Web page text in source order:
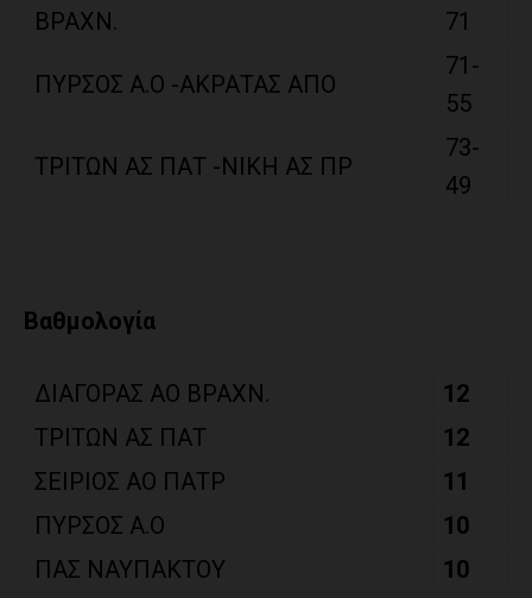
ΒΡΑΧΝ.
71
ΠΥΡΣΟΣ Α.Ο -ΑΚΡΑΤΑΣ ΑΠΟ
71-
55
ΤΡΙΤΩΝ ΑΣ ΠΑΤ -ΝΙΚΗ ΑΣ ΠΡ
73-
49
Βαθμολογία
ΔΙΑΓΟΡΑΣ ΑΟ ΒΡΑΧΝ.
12
ΤΡΙΤΩΝ ΑΣ ΠΑΤ
12
ΣΕΙΡΙΟΣ ΑΟ ΠΑΤΡ
11
ΠΥΡΣΟΣ Α.Ο
10
ΠΑΣ ΝΑΥΠΑΚΤΟΥ
10